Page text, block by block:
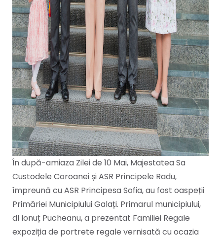
În după-amiaza Zilei de 10 Mai, Majestatea Sa
Custodele Coroanei și ASR Principele Radu,
împreună cu ASR Principesa Sofia, au fost oaspeții
Primăriei Municipiului Galați. Primarul municipiului,
dl Ionuț Pucheanu, a prezentat Familiei Regale
expoziția de portrete regale vernisată cu ocazia